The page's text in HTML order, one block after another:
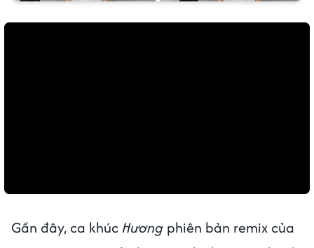
Gần đây, ca khúc Hương phiên bản remix của